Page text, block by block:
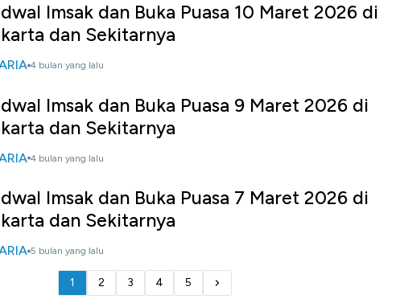
Imsak dan Buka Puasa 10 Maret 2026 di
dan Sekitarnya
4 bulan yang lalu
Imsak dan Buka Puasa 9 Maret 2026 di
dan Sekitarnya
4 bulan yang lalu
Imsak dan Buka Puasa 7 Maret 2026 di
dan Sekitarnya
5 bulan yang lalu
1 2 3 4 5